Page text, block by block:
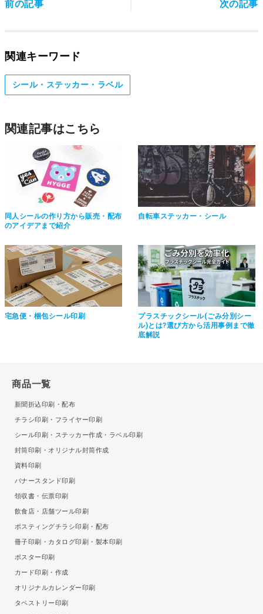
前の記事 次の記事
関連キーワード
シール・ステッカー・ラベル
関連記事はこちら
同人シールの作り方から販売・配布
のアイデアまで紹介
自転車ステッカー・シール
宅急便・梱包シール印刷
プラスチックシール(ごみ分別シー
ル)とは?選び方から活用事例まで徹
底解説
商品一覧
新聞折込印刷・配布
チラシ印刷・フライヤー印刷
シール印刷・ステッカー作成・ラベル印刷
封筒印刷・オリジナル封筒作成
資料印刷
バナースタンド印刷
領収書・伝票印刷
飲食店・店舗ツール印刷
ポスティングチラシ印刷・配布
冊子印刷・カタログ印刷・製本印刷
ポスター印刷
カード印刷・作成
オリジナルカレンダー印刷
タペストリー印刷